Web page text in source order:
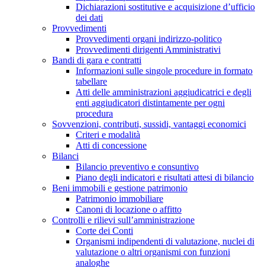
Dichiarazioni sostitutive e acquisizione d’ufficio
dei dati
Provvedimenti
Provvedimenti organi indirizzo-politico
Provvedimenti dirigenti Amministrativi
Bandi di gara e contratti
Informazioni sulle singole procedure in formato
tabellare
Atti delle amministrazioni aggiudicatrici e degli
enti aggiudicatori distintamente per ogni
procedura
Sovvenzioni, contributi, sussidi, vantaggi economici
Criteri e modalità
Atti di concessione
Bilanci
Bilancio preventivo e consuntivo
Piano degli indicatori e risultati attesi di bilancio
Beni immobili e gestione patrimonio
Patrimonio immobiliare
Canoni di locazione o affitto
Controlli e rilievi sull’amministrazione
Corte dei Conti
Organismi indipendenti di valutazione, nuclei di
valutazione o altri organismi con funzioni
analoghe